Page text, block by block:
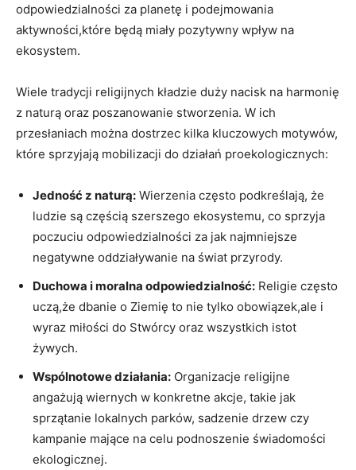
odpowiedzialności za ​planetę ⁤i podejmowania
aktywności,które będą miały pozytywny ⁤wpływ na
‌ekosystem.
Wiele tradycji religijnych kładzie duży nacisk na harmonię⁣
z naturą oraz poszanowanie stworzenia. W ich
przesłaniach można dostrzec kilka kluczowych motywów,
które sprzyjają mobilizacji do działań proekologicznych:
Jedność z naturą: Wierzenia‌ często podkreślają, że
ludzie ‌są częścią szerszego ekosystemu, co⁣ sprzyja
poczuciu odpowiedzialności za jak najmniejsze
negatywne oddziaływanie na świat przyrody.
Duchowa i moralna odpowiedzialność: Religie ‍często
uczą,że dbanie o ⁢Ziemię to nie tylko obowiązek,ale i ​
wyraz miłości do Stwórcy oraz wszystkich istot
żywych.
Wspólnotowe działania: ‌Organizacje religijne
angażują wiernych w ‍konkretne akcje, takie jak
sprzątanie lokalnych parków, sadzenie ‍drzew czy
kampanie mające na celu podnoszenie świadomości
ekologicznej.